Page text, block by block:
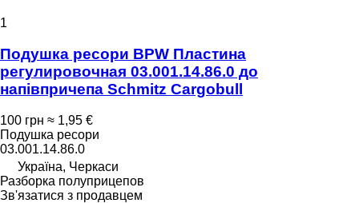
1
Подушка ресори BPW Пластина
регулировочная 03.001.14.86.0 до
напівпричепа Schmitz Cargobull
100 грн ≈ 1,95 €
Подушка ресори
03.001.14.86.0
Україна, Черкаси
Разборка полуприцепов
Зв'язатися з продавцем